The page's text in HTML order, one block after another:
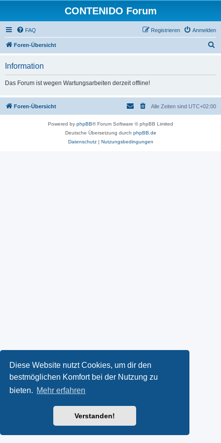
Diese Website nutzt Cookies, um dir den
bestmöglichen Komfort bei der Nutzung zu
bieten. Mehr erfahren
Verstanden!
CONTENIDO Forum
FAQ Anmelden
Registrieren
Foren-Übersicht
Information
Das Forum ist wegen Wartungsarbeiten derzeit offline!
Foren-Übersicht Alle Zeiten sind UTC+02:00
Powered by phpBB® Forum Software © phpBB Limited
Deutsche Übersetzung durch phpBB.de
Datenschutz| Nutzungsbedingungen